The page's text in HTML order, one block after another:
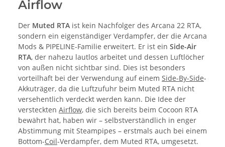
Airflow
Der Muted RTA ist kein Nachfolger des Arcana 22 RTA,
sondern ein eigenständiger Verdampfer, der die Arcana
Mods & PIPELINE-Familie erweitert. Er ist ein Side-Air
RTA, der nahezu lautlos arbeitet und dessen Luftlöcher
von außen nicht sichtbar sind. Dies ist besonders
vorteilhaft bei der Verwendung auf einem Side-By-Side-
Akkuträger, da die Luftzufuhr beim Muted RTA nicht
versehentlich verdeckt werden kann. Die Idee der
versteckten Airflow, die sich bereits beim Cocoon RTA
bewährt hat, haben wir – selbstverständlich in enger
Abstimmung mit Steampipes – erstmals auch bei einem
Bottom-Coil-Verdampfer, dem Muted RTA, umgesetzt.